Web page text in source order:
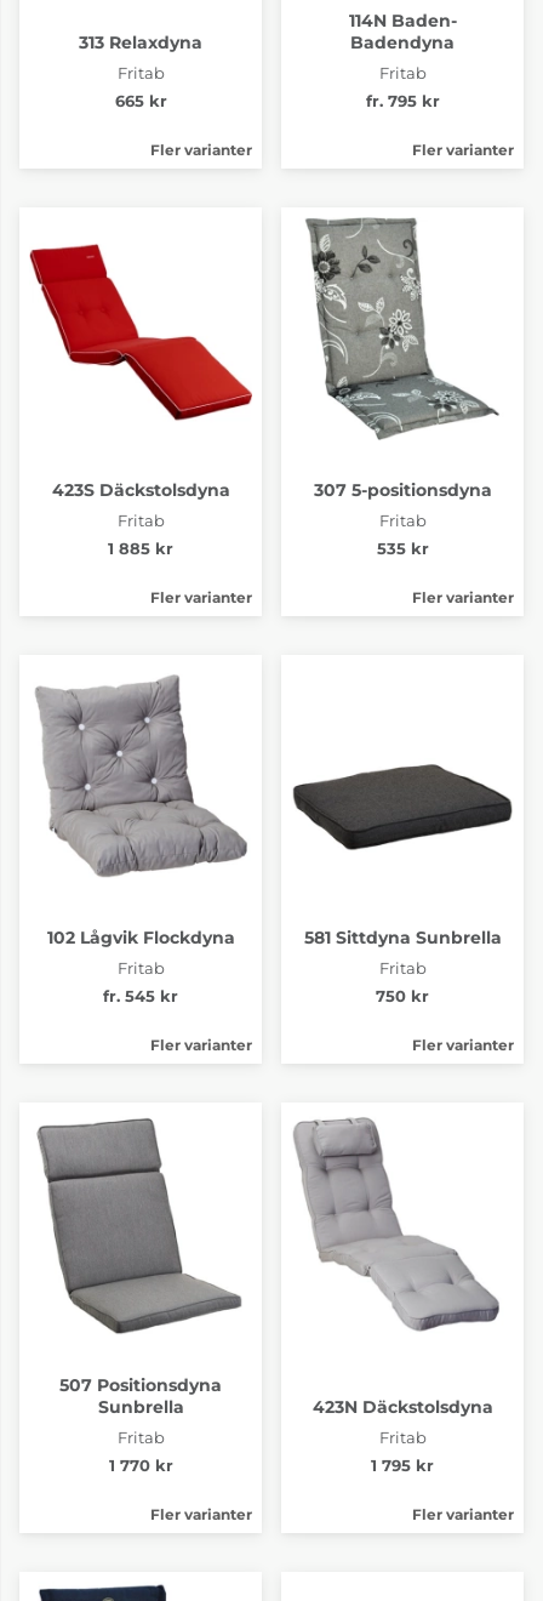
313 Relaxdyna
Fritab
665 kr
Fler varianter
114N Baden-
Badendyna
Fritab
fr. 795 kr
Fler varianter
423S Däckstolsdyna
Fritab
1 885 kr
Fler varianter
307 5-positionsdyna
Fritab
535 kr
Fler varianter
102 Lågvik Flockdyna
Fritab
fr. 545 kr
Fler varianter
581 Sittdyna Sunbrella
Fritab
750 kr
Fler varianter
507 Positionsdyna
Sunbrella
Fritab
1 770 kr
Fler varianter
423N Däckstolsdyna
Fritab
1 795 kr
Fler varianter